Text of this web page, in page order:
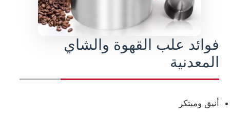
فوائد علب القهوة والشاي
المعدنية
أنيق ومبتكر